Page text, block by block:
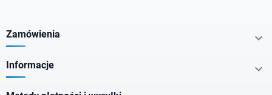
Zamówienia 
Informacje 